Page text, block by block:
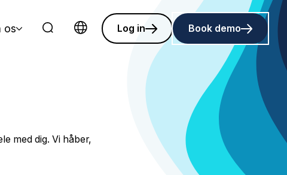
os
Choose language
Log in Book demo
med dig. Vi håber,